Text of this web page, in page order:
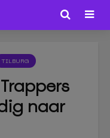
TILBURG
naar